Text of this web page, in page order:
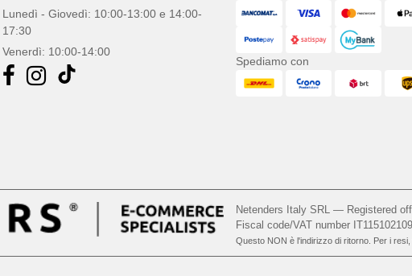
Lunedì - Giovedì: 10:00-13:00 e 14:00-
17:30
Venerdì: 10:00-14:00
Spediamo con
Netenders Italy SRL — Registered
Fiscal code/VAT number
Questo NON è l'indirizzo di ritorno. Per i